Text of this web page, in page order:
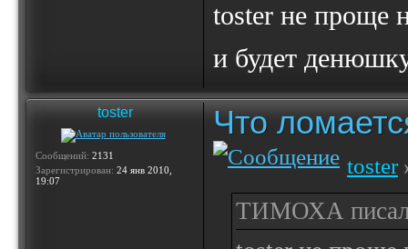
toster не проще
и будет
toster
Сообщений: 2131
Зарегистрирован: 24 янв 2010,
19:07
Что
toster
ТИМОХА